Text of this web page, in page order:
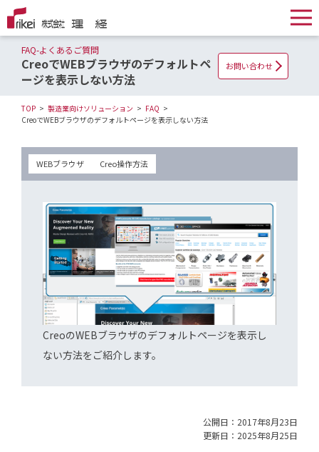
FAQ-よくあるご質問
CreoでWEBブラウザのデフォルトペ
ージを表示しない方法
お問い合わせ
TOP 製造業向けソリューション
FAQ
CreoでWEBブラウザのデフォルトページを表示しない方法
WEBブラウザ Creo操作方法
CreoのWEBブラウザのデフォルトページを表示し
ない方法をご紹介します。
公開日：2017年8月23日
更新日：2025年8月25日